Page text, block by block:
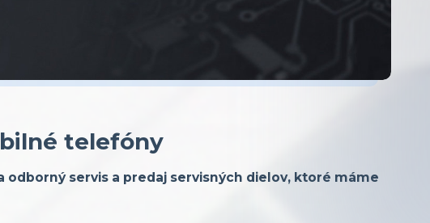
telefóny
odborný servis a predaj servisných dielov, ktoré máme